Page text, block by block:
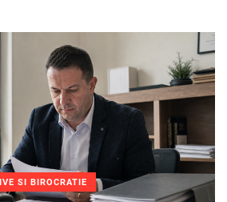
SI BIROCRATIE